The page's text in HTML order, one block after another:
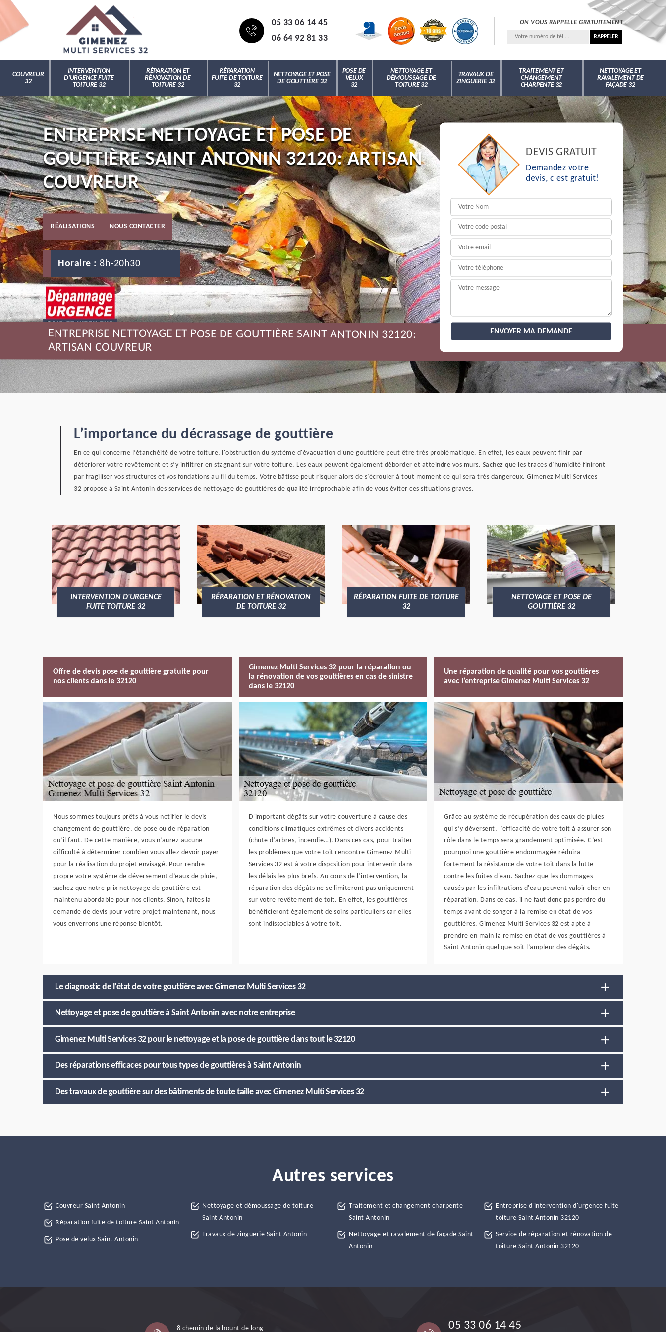
05 33 06 14 45
06 64 92 81 33
ON VOUS RAPPELLE GRATUITEMENT
COUVREUR
32
INTERVENTION
D'URGENCE FUITE
TOITURE 32
RÉPARATION ET
RÉNOVATION DE
TOITURE 32
RÉPARATION
FUITE DE TOITURE
32
NETTOYAGE ET POSE
DE GOUTTIÈRE 32
POSE DE
VELUX
32
NETTOYAGE ET
DÉMOUSSAGE DE
TOITURE 32
TRAVAUX DE
ZINGUERIE 32
TRAITEMENT ET
CHANGEMENT
CHARPENTE 32
NETTOYAGE ET
RAVALEMENT DE
FAÇADE 32
ENTREPRISE NETTOYAGE ET POSE DE
GOUTTIÈRE SAINT ANTONIN 32120: ARTISAN
COUVREUR
RÉALISATIONS NOUS CONTACTER
Horaire : 8h-20h30
DEVIS GRATUIT
Demandez votre
devis, c'est gratuit!
ENTREPRISE NETTOYAGE ET POSE DE GOUTTIÈRE SAINT ANTONIN 32120:
ARTISAN COUVREUR
L’importance du décrassage de gouttière
En ce qui concerne l’étanchéité de votre toiture, l'obstruction du système d'évacuation d'une gouttière peut être très problématique. En effet, les eaux peuvent finir par
détériorer votre revêtement et s’y infiltrer en stagnant sur votre toiture. Les eaux peuvent également déborder et atteindre vos murs. Sachez que les traces d’humidité finiront
par fragiliser vos structures et vos fondations au fil du temps. Votre bâtisse peut risquer alors de s’écrouler à tout moment ce qui sera très dangereux. Gimenez Multi Services
32 propose à Saint Antonin des services de nettoyage de gouttières de qualité irréprochable afin de vous éviter ces situations graves.
INTERVENTION D'URGENCE
FUITE TOITURE 32
RÉPARATION ET RÉNOVATION
DE TOITURE 32
RÉPARATION FUITE DE TOITURE
32
NETTOYAGE ET POSE DE
GOUTTIÈRE 32
Offre de devis pose de gouttière gratuite pour
nos clients dans le 32120
Nous sommes toujours prêts à vous notifier le devis
changement de gouttière, de pose ou de réparation
qu’il faut. De cette manière, vous n’aurez aucune
difficulté à déterminer combien vous allez devoir payer
pour la réalisation du projet envisagé. Pour rendre
propre votre système de déversement d’eaux de pluie,
sachez que notre prix nettoyage de gouttière est
maintenu abordable pour nos clients. Sinon, faites la
demande de devis pour votre projet maintenant, nous
vous enverrons une réponse bientôt.
Gimenez Multi Services 32 pour la réparation ou
la rénovation de vos gouttières en cas de sinistre
dans le 32120
D'important dégâts sur votre couverture à cause des
conditions climatiques extrêmes et divers accidents
(chute d’arbres, incendie…). Dans ces cas, pour traiter
les problèmes que votre toit rencontre Gimenez Multi
Services 32 est à votre disposition pour intervenir dans
les délais les plus brefs. Au cours de l’intervention, la
réparation des dégâts ne se limiteront pas uniquement
sur votre revêtement de toit. En effet, les gouttières
bénéficieront également de soins particuliers car elles
sont indissociables à votre toit.
Une réparation de qualité pour vos gouttières
avec l’entreprise Gimenez Multi Services 32
Grâce au système de récupération des eaux de pluies
qui s’y déversent, l’efficacité de votre toit à assurer son
rôle dans le temps sera grandement optimisée. C’est
pourquoi une gouttière endommagée réduira
fortement la résistance de votre toit dans la lutte
contre les fuites d'eau. Sachez que les dommages
causés par les infiltrations d'eau peuvent valoir cher en
réparation. Dans ce cas, il ne faut donc pas perdre du
temps avant de songer à la remise en état de vos
gouttières. Gimenez Multi Services 32 est apte à
prendre en main la remise en état de vos gouttières à
Saint Antonin quel que soit l’ampleur des dégâts.
Le diagnostic de l’état de votre gouttière avec Gimenez Multi Services 32
Nettoyage et pose de gouttière à Saint Antonin avec notre entreprise
Gimenez Multi Services 32 pour le nettoyage et la pose de gouttière dans tout le 32120
Des réparations efficaces pour tous types de gouttières à Saint Antonin
Des travaux de gouttière sur des bâtiments de toute taille avec Gimenez Multi Services 32
Autres services
Couvreur Saint Antonin
Réparation fuite de toiture Saint Antonin
Pose de velux Saint Antonin
Nettoyage et démoussage de toiture
Saint Antonin
Travaux de zinguerie Saint Antonin
Traitement et changement charpente
Saint Antonin
Nettoyage et ravalement de façade Saint
Antonin
Entreprise d'intervention d'urgence fuite
toiture Saint Antonin 32120
Service de réparation et rénovation de
toiture Saint Antonin 32120
8 chemin de la hount de long 05 33 06 14 45